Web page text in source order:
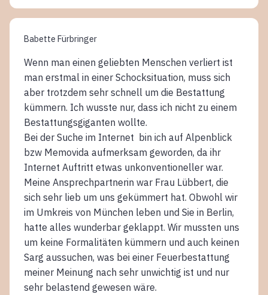
Babette Fürbringer
Wenn man einen geliebten Menschen verliert ist
man erstmal in einer Schocksituation, muss sich
aber trotzdem sehr schnell um die Bestattung
kümmern. Ich wusste nur, dass ich nicht zu einem
Bestattungsgiganten wollte.
Bei der Suche im Internet bin ich auf Alpenblick
bzw Memovida aufmerksam geworden, da ihr
Internet Auftritt etwas unkonventioneller war.
Meine Ansprechpartnerin war Frau Lübbert, die
sich sehr lieb um uns gekümmert hat. Obwohl wir
im Umkreis von München leben und Sie in Berlin,
hatte alles wunderbar geklappt. Wir mussten uns
um keine Formalitäten kümmern und auch keinen
Sarg aussuchen, was bei einer Feuerbestattung
meiner Meinung nach sehr unwichtig ist und nur
sehr belastend gewesen wäre.